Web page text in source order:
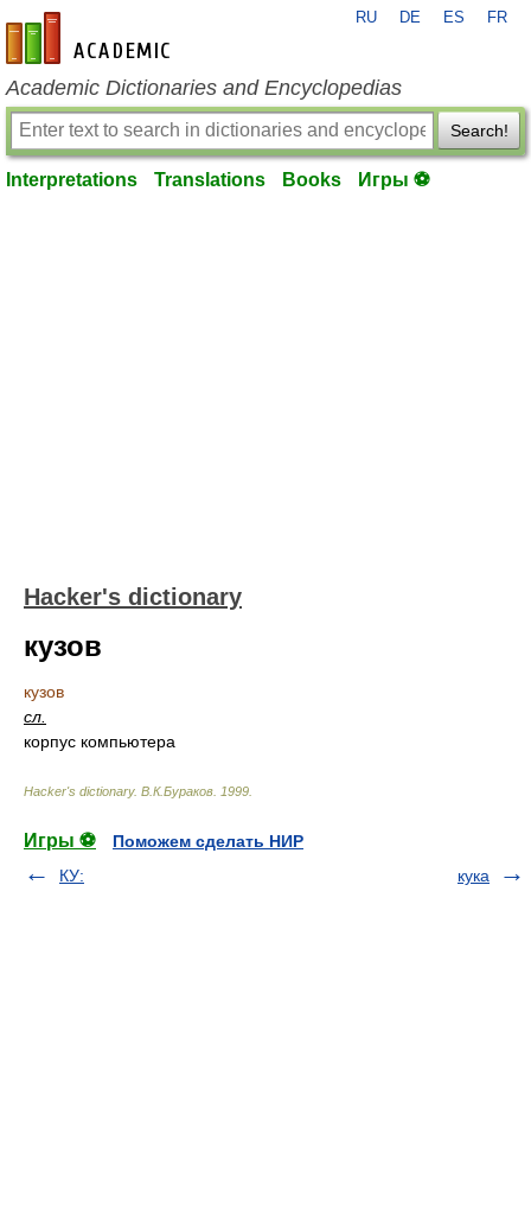
en-academic.com
RU DE ES FR
Academic Dictionaries and Encyclopedias
Search!
Interpretations Translations Books Игры ⚽
Hacker's dictionary
кузов
кузов
сл.
корпyс компьютера
Hacker's dictionary. В.К.Бураков 1999
Игры ⚽
Поможем сделать НИР
КУ:
кука